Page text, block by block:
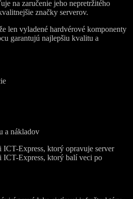
na zaručenie jeho nepretržitého
značky serverov.
len vyladené hardvérové komponenty
garantujú najlepšiu kvalitu a
a nákladov